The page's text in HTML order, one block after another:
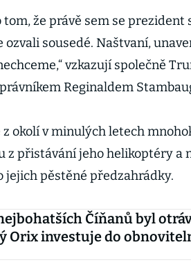
tom, že právě sem se prezident
sousedé. Naštvaní,
vzkazují společně
Reginaldem
okolí v minulých letech
z přistávání jeho helikoptéry a
jejich pěstěné předzahrádky.
Číňanů byl
Orix investuje do